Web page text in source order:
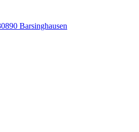
Barsinghausen